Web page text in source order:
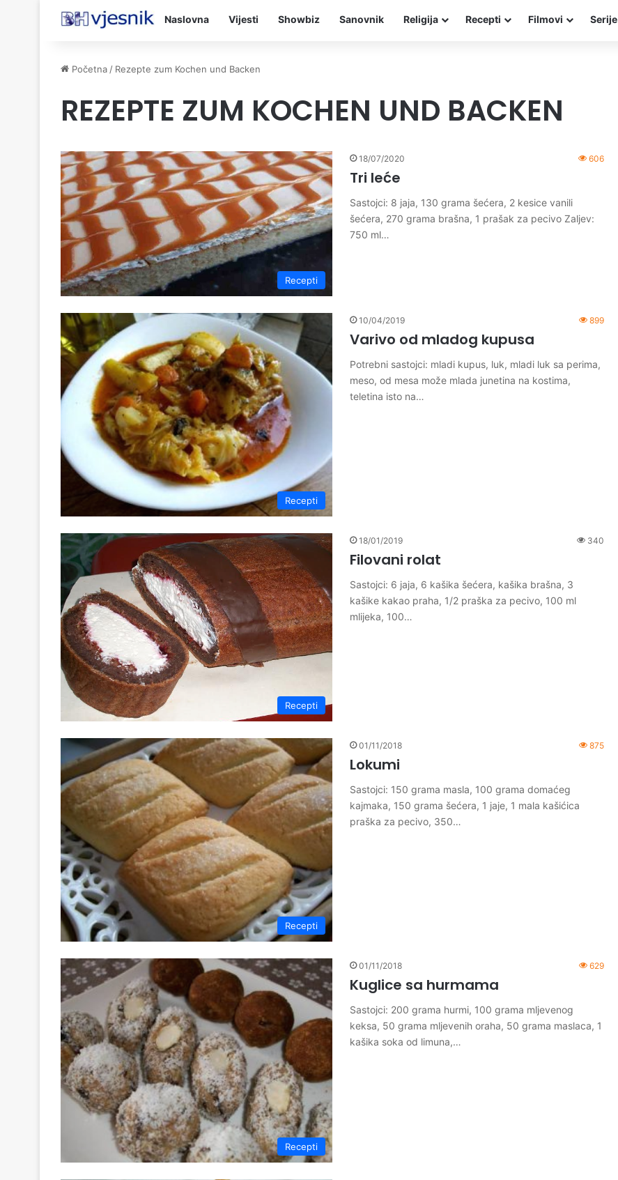
Naslovna Vijesti Showbiz Sanovnik Religija Recepti Filmovi Serije
Početna / Rezepte zum Kochen und Backen
REZEPTE ZUM KOCHEN UND BACKEN
Recepti
18/07/2020 606
Tri leće
Sastojci: 8 jaja, 130 grama šećera, 2 kesice vanili
šećera, 270 grama brašna, 1 prašak za pecivo Zaljev:
750 ml…
Recepti
10/04/2019 899
Varivo od mladog kupusa
Potrebni sastojci: mladi kupus, luk, mladi luk sa perima,
meso, od mesa može mlada junetina na kostima,
teletina isto na…
Recepti
18/01/2019 340
Filovani rolat
Sastojci: 6 jaja, 6 kašika šećera, kašika brašna, 3
kašike kakao praha, 1/2 praška za pecivo, 100 ml
mlijeka, 100…
Recepti
01/11/2018 875
Lokumi
Sastojci: 150 grama masla, 100 grama domaćeg
kajmaka, 150 grama šećera, 1 jaje, 1 mala kašićica
praška za pecivo, 350…
Recepti
01/11/2018 629
Kuglice sa hurmama
Sastojci: 200 grama hurmi, 100 grama mljevenog
keksa, 50 grama mljevenih oraha, 50 grama maslaca, 1
kašika soka od limuna,…